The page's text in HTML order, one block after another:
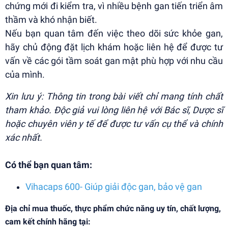
chứng mới đi kiểm tra, vì nhiều bệnh gan tiến triển âm
thầm và khó nhận biết.
Nếu bạn quan tâm đến việc theo dõi sức khỏe gan,
hãy chủ động đặt lịch khám hoặc liên hệ để được tư
vấn về các gói tầm soát gan mật phù hợp với nhu cầu
của mình.
Xin lưu ý: Thông tin trong bài viết chỉ mang tính chất
tham khảo. Độc giả vui lòng liên hệ với Bác sĩ, Dược sĩ
hoặc chuyên viên y tế để được tư vấn cụ thể và chính
xác nhất.
Có thể bạn quan tâm:
Vihacaps 600- Giúp giải độc gan, bảo vệ gan
Địa chỉ mua thuốc, thực phẩm chức năng uy tín, chất lượng,
cam kết chính hãng tại: